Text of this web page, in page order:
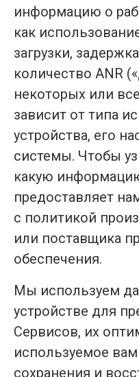
информацию о
как
загрузки,
количество ANR
некоторых или
зависит от типа
устройства, его
системы. Чтобы
какую
предоставляет
с политикой
или поставщика
обеспечения.
Мы используем
устройстве для
Сервисов, их
используемое
сохранения и